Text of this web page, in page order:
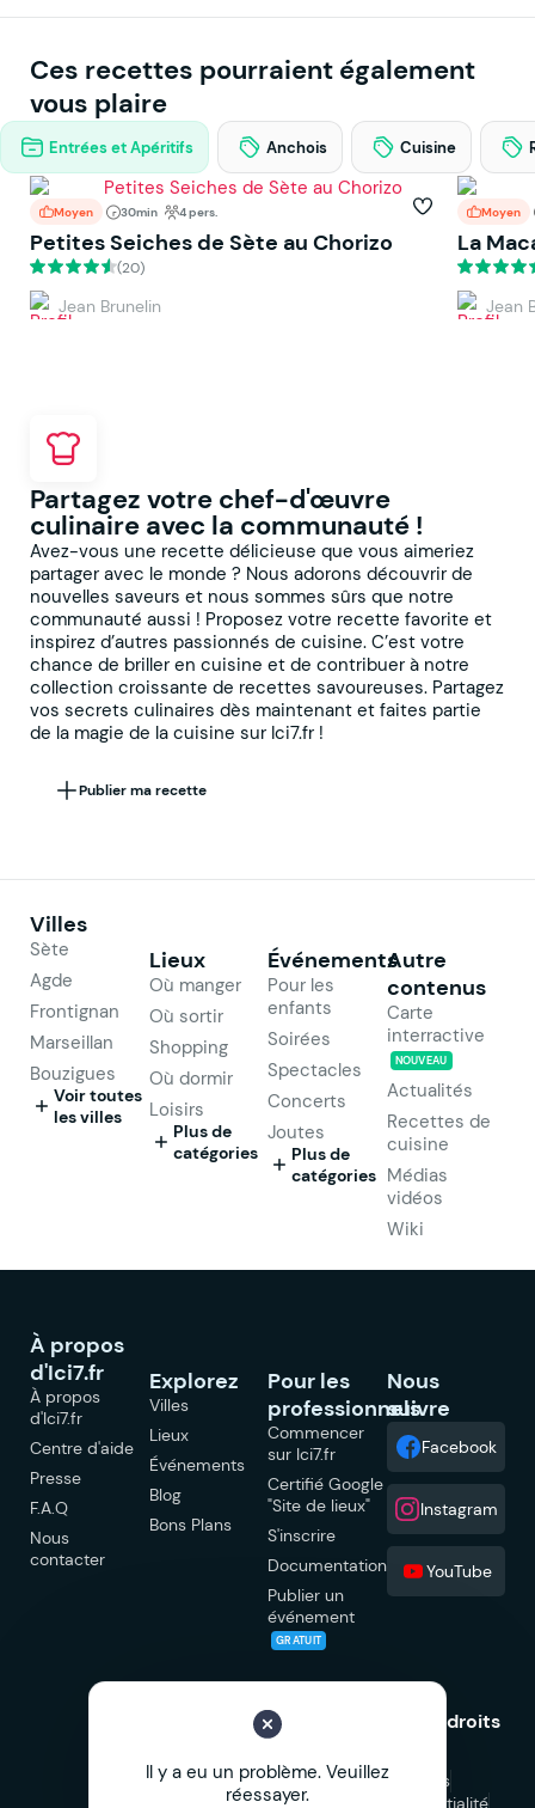
Ces recettes pourraient également
vous plaire
Entrées et Apéritifs Anchois Cuisine
Moyen 30min 4 pers.
Petites Seiches de Sète au Chorizo
(20)
Jean Brunelin
Moyen
La
Jean
Partagez votre chef-d'œuvre
culinaire avec la communauté !
Avez-vous une recette délicieuse que vous aimeriez
partager avec le monde ? Nous adorons découvrir de
nouvelles saveurs et nous sommes sûrs que notre
communauté aussi ! Proposez votre recette favorite et
inspirez d’autres passionnés de cuisine. C’est votre
chance de briller en cuisine et de contribuer à notre
collection croissante de recettes savoureuses. Partagez
vos secrets culinaires dès maintenant et faites partie
de la magie de la cuisine sur Ici7.fr !
Publier ma recette
Villes
Sète
Agde
Frontignan
Marseillan
Bouzigues
Voir toutes
les villes
Lieux
Où manger
Où sortir
Shopping
Où dormir
Loisirs
Plus de
catégories
Événements
Pour les
enfants
Soirées
Spectacles
Concerts
Joutes
Plus de
catégories
Autre
contenus
Carte
interractive
NOUVEAU
Actualités
Recettes de
cuisine
Médias
vidéos
Wiki
À propos
d'Ici7.fr
À propos
d'Ici7.fr
Centre d'aide
Presse
F.A.Q
Nous
contacter
Explorez
Villes
Lieux
Événements
Blog
Bons Plans
Pour les
professionnels
Commencer
sur Ici7.fr
Certifié Google
"Site de lieux"
S'inscrire
Documentation
Publier un
événement
GRATUIT
Nous
suivre
Facebook
Instagram
YouTube
© 2026 Ici7.fr Tous droits
Mentions légales
Politique de confidentialité
Il y a eu un problème. Veuillez
réessayer.